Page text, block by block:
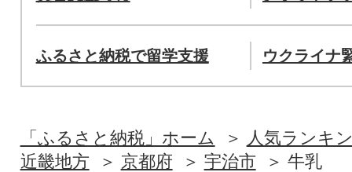
ふるさと納税で留学支援 ウクライナ
「ふるさと納税」ホーム
人気ランキ
近畿地方
京都府 宇治市 牛乳